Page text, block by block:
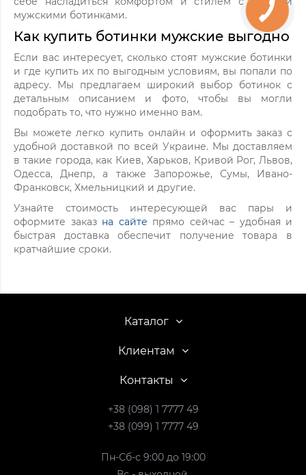
мужскими ботинками.
Как купить ботинки мужские выгодно
Если вас интересует, сколько стоят мужские ботинки
и где купить их по выгодным условиям, вы попали по
адресу. Мы предлагаем широкий выбор ботинок с
детальным описанием и фото, чтобы вы могли
подобрать то, что нужно именно вам.
Вы можете легко купить онлайн и оформить заказ с
удобной доставкой по всей Украине. Мы доставляем
в такие города, как Киев, Харьков, Кривой Рог, Львов,
Одесса, Днепр, а также Запорожье, Сумы, Ивано-
Франковск, Хмельницкий и другие.
Узнайте стоимость интересующей вас пары и
оформите заказ на сайте прямо сейчас – удобная и
быстрая доставка обеспечит получение товара в
кратчайшие сроки.
Каталог
Клиентам
Контакты
+38 (098) 1 7777 49
+38 (099) 1 7777 49
Пн-Сб-с 9:00 до 19:00